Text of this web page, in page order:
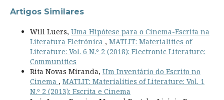
Artigos Similares
Will Luers, Uma Hipótese para o Cinema-Escrita na
Literatura Eletrónica , MATLIT: Materialities of
Literature: Vol. 6 N.º 2 (2018): Electronic Literature:
Communities
Rita Novas Miranda, Um Inventário do Escrito no
Cinema , MATLIT: Materialities of Literature: Vol. 1
N.º 2 (2013): Escrita e Cinema